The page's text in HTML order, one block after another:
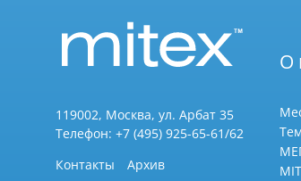
119002, Москва, ул. Арбат 35
Телефон: +7 (495) 925-65-61/62
Контакты
Архив
О